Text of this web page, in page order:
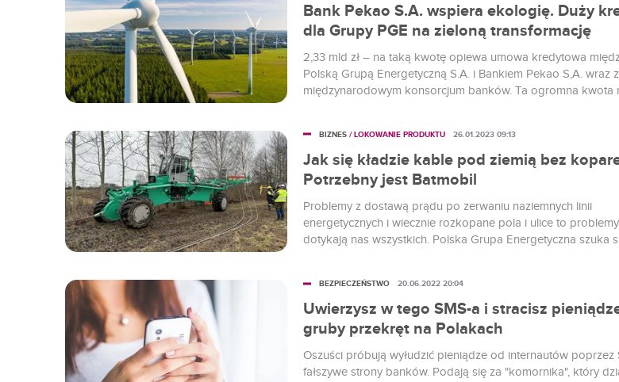
Bank Pekao S.A. wspiera ekologię. Duży
dla Grupy PGE na zieloną transformację
2,33 mld zł – na taką kwotę opiewa umowa kredytowa
Polską Grupą Energetyczną S.A. i Bankiem Pekao S,A. wraz z
międzynarodowym konsorcjum banków. Ta ogromna kwota
Jak się kładzie kable pod ziemią bez
Potrzebny jest Batmobil
Problemy z dostawą prądu po zerwaniu naziemnych linii
energetycznych i wiecznie rozkopane pola i ulice to
dotykają nas wszystkich. Polska Grupa Energetyczna szuka
której prąd popłynie pod ziemią bez rozkopywania całej
Widzieliśmy ją w akcji.
BIZNES / LOKOWANIE PRODUKTU 26.01.2023 09:13
Uwierzysz w tego SMS-a i stracisz
gruby przekręt na Polakach
Oszuści próbują wyłudzić pieniądze od internautów poprzez
fałszywe strony banków. Podają się za "komornika", który
BEZPIECZEŃSTWO 20.06.2022 20:04